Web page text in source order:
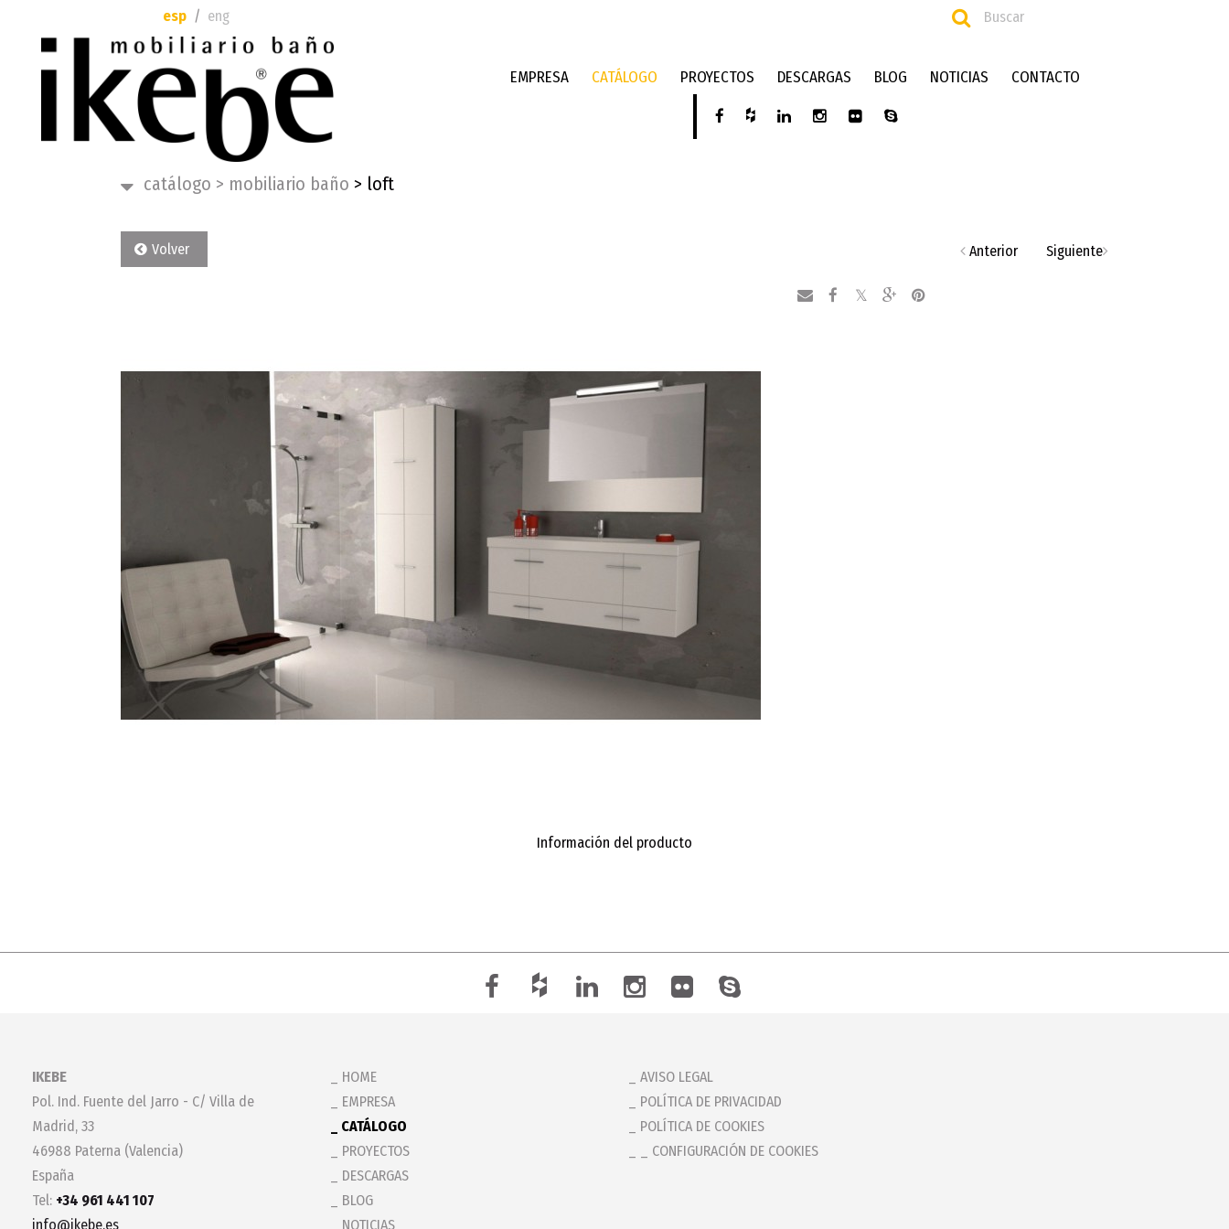
EMPRESA CATÁLOGO PROYECTOS DESCARGAS BLOG NOTICIAS CONTACTO
esp eng
catálogo > mobiliario baño > loft
Volver Anterior Siguiente
Información del producto
IKEBE
Pol. Ind. Fuente del Jarro - C/ Villa de
Madrid, 33
46988 Paterna (Valencia)
España
Tel: +34 961 441 107
info@ikebe.es
HOME
EMPRESA
CATÁLOGO
PROYECTOS
DESCARGAS
BLOG
NOTICIAS
AVISO LEGAL
POLÍTICA DE PRIVACIDAD
POLÍTICA DE COOKIES
_ CONFIGURACIÓN DE COOKIES